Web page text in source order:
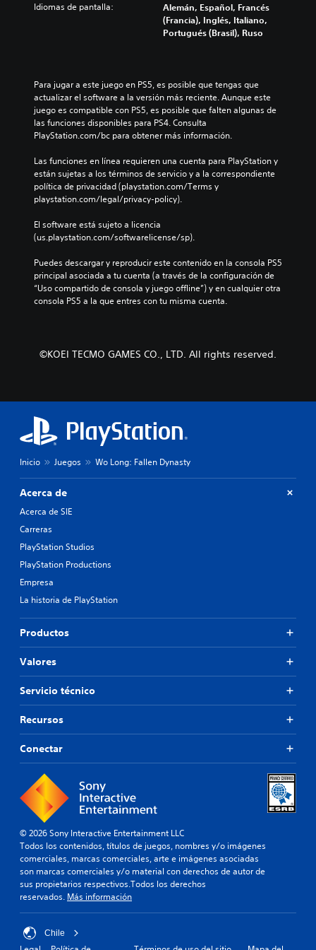
Idiomas de pantalla:
Alemán, Español, Francés
(Francia), Inglés, Italiano,
Portugués (Brasil), Ruso
Para jugar a este juego en PS5, es posible que tengas que
actualizar el software a la versión más reciente. Aunque este
juego es compatible con PS5, es posible que falten algunas de
las funciones disponibles para PS4. Consulta
PlayStation.com/bc para obtener más información.
Las funciones en línea requieren una cuenta para PlayStation y
están sujetas a los términos de servicio y a la correspondiente
política de privacidad (playstation.com/Terms y
playstation.com/legal/privacy-policy).
El software está sujeto a licencia
(us.playstation.com/softwarelicense/sp).
Puedes descargar y reproducir este contenido en la consola PS5
principal asociada a tu cuenta (a través de la configuración de
“Uso compartido de consola y juego offline”) y en cualquier otra
consola PS5 a la que entres con tu misma cuenta.
©KOEI TECMO GAMES CO., LTD. All rights reserved.
Inicio Juegos Wo Long: Fallen Dynasty
Acerca de
Acerca de SIE
Carreras
PlayStation Studios
PlayStation Productions
Empresa
La historia de PlayStation
Productos
Valores
Servicio técnico
Recursos
Conectar
© 2026 Sony Interactive Entertainment LLC
Todos los contenidos, títulos de juegos, nombres y/o imágenes
comerciales, marcas comerciales, arte e imágenes asociadas
son marcas comerciales y/o material con derechos de autor de
sus propietarios respectivos.Todos los derechos
reservados. Más información
Chile